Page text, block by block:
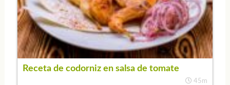
Receta de codorniz en salsa de tomate
45m